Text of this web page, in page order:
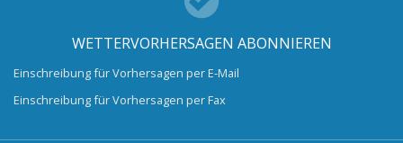
WETTERVORHERSAGEN ABONNIEREN
Einschreibung für Vorhersagen per E-Mail
Einschreibung für Vorhersagen per Fax